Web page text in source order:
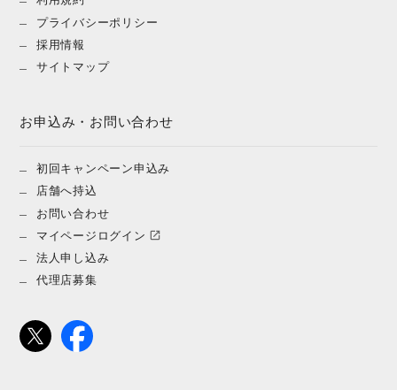
プライバシーポリシー
採用情報
サイトマップ
お申込み・お問い合わせ
初回キャンペーン申込み
店舗へ持込
お問い合わせ
マイページログイン
法人申し込み
代理店募集